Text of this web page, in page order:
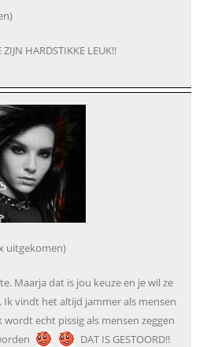
HARDSTIKKE LEUK!!
uitgekomen)
Maarja dat is jou keuze en je wil ze
vindt het altijd jammer als mensen
echt pissig als mensen zeggen
DAT IS GESTOORD!!